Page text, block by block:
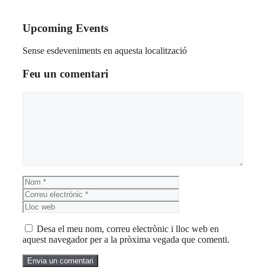
Upcoming Events
Sense esdeveniments en aquesta localització
Feu un comentari
Nom
electrònic
web
Desa el meu nom, correu electrònic i lloc web en
aquest navegador per a la pròxima vegada que comenti.